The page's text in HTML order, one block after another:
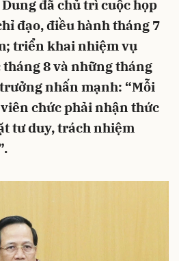
đã chủ trì cuộc họp
đạo, điều hành tháng 7
triển khai nhiệm vụ
8 và những tháng
nhấn mạnh: “Mỗi
chức phải nhận thức
tư duy, trách nhiệm